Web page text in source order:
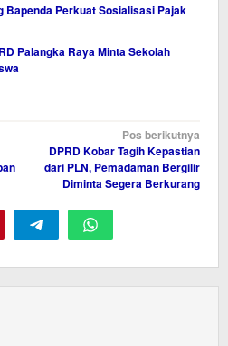
Bapenda Perkuat Sosialisasi Pajak
Palangka Raya Minta Sekolah
Pos berikutnya
DPRD Kobar Tagih Kepastian
dari PLN, Pemadaman Bergilir
Diminta Segera Berkurang